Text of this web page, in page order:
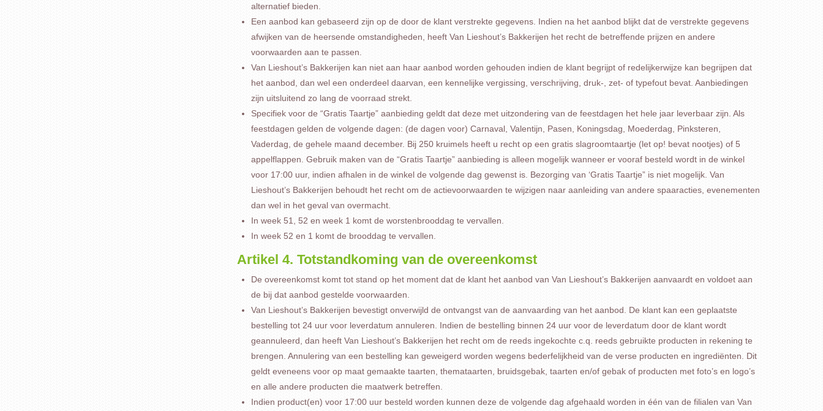
alternatief bieden.
Een aanbod kan gebaseerd zijn op de door de klant verstrekte gegevens. Indien na het aanbod blijkt dat de verstrekte gegevens
afwijken van de heersende omstandigheden, heeft Van Lieshout’s Bakkerijen het recht de betreffende prijzen en andere
voorwaarden aan te passen.
Van Lieshout’s Bakkerijen kan niet aan haar aanbod worden gehouden indien de klant begrijpt of redelijkerwijze kan begrijpen dat
het aanbod, dan wel een onderdeel daarvan, een kennelijke vergissing, verschrijving, druk-, zet- of typefout bevat. Aanbiedingen
zijn uitsluitend zo lang de voorraad strekt.
Specifiek voor de “Gratis Taartje” aanbieding geldt dat deze met uitzondering van de feestdagen het hele jaar leverbaar zijn. Als
feestdagen gelden de volgende dagen: (de dagen voor) Carnaval, Valentijn, Pasen, Koningsdag, Moederdag, Pinksteren,
Vaderdag, de gehele maand december. Bij 250 kruimels heeft u recht op een gratis slagroomtaartje (let op! bevat nootjes) of 5
appelflappen. Gebruik maken van de “Gratis Taartje” aanbieding is alleen mogelijk wanneer er vooraf besteld wordt in de winkel
voor 17:00 uur, indien afhalen in de winkel de volgende dag gewenst is. Bezorging van ‘Gratis Taartje” is niet mogelijk. Van
Lieshout’s Bakkerijen behoudt het recht om de actievoorwaarden te wijzigen naar aanleiding van andere spaaracties, evenementen
dan wel in het geval van overmacht.
In week 51, 52 en week 1 komt de worstenbrooddag te vervallen.
In week 52 en 1 komt de brooddag te vervallen.
Artikel 4. Totstandkoming van de overeenkomst
De overeenkomst komt tot stand op het moment dat de klant het aanbod van Van Lieshout’s Bakkerijen aanvaardt en voldoet aan
de bij dat aanbod gestelde voorwaarden.
Van Lieshout’s Bakkerijen bevestigt onverwijld de ontvangst van de aanvaarding van het aanbod. De klant kan een geplaatste
bestelling tot 24 uur voor leverdatum annuleren. Indien de bestelling binnen 24 uur voor de leverdatum door de klant wordt
geannuleerd, dan heeft Van Lieshout’s Bakkerijen het recht om de reeds ingekochte c.q. reeds gebruikte producten in rekening te
brengen. Annulering van een bestelling kan geweigerd worden wegens bederfelijkheid van de verse producten en ingrediënten. Dit
geldt eveneens voor op maat gemaakte taarten, themataarten, bruidsgebak, taarten en/of gebak of producten met foto’s en logo’s
en alle andere producten die maatwerk betreffen.
Indien product(en) voor 17:00 uur besteld worden kunnen deze de volgende dag afgehaald worden in één van de filialen van Van